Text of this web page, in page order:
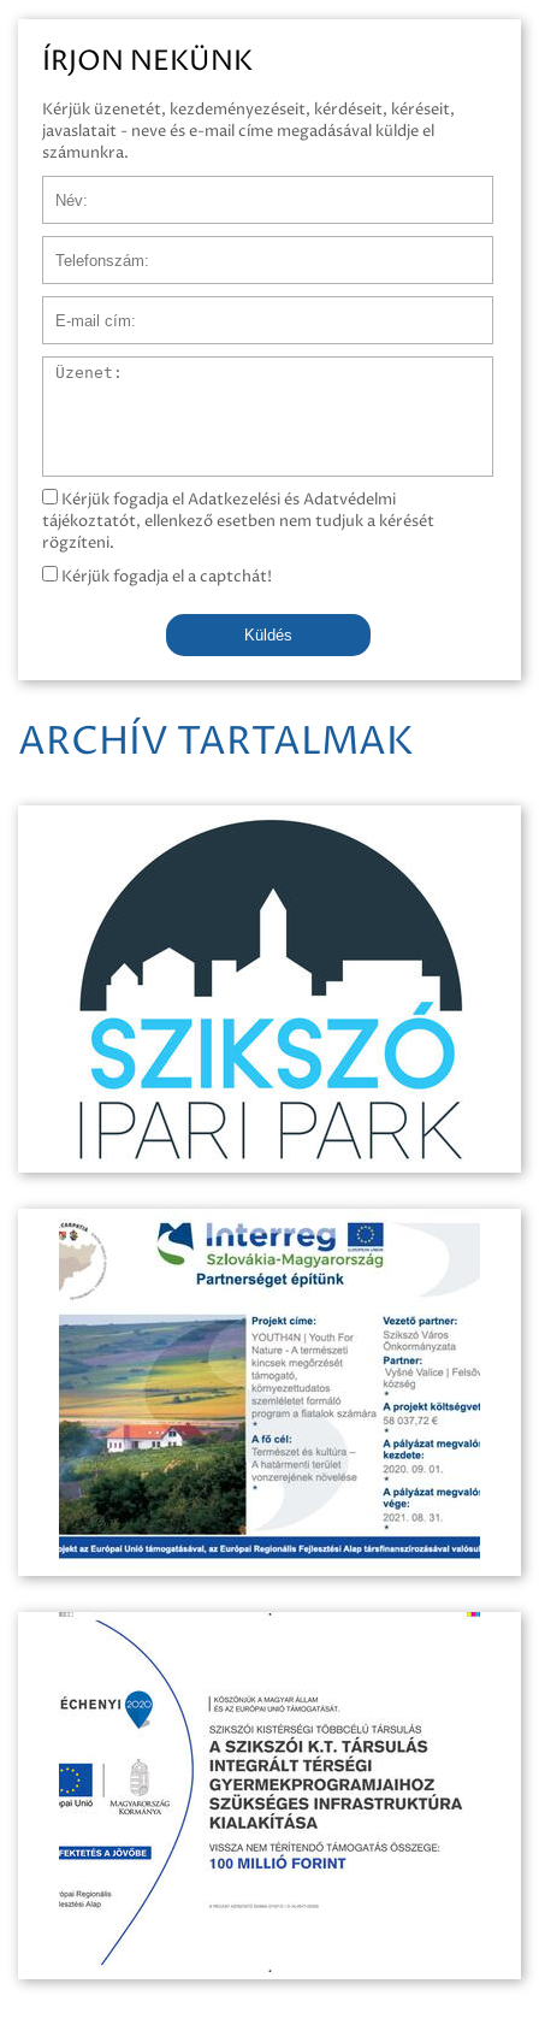
ÍRJON NEKÜNK
Kérjük üzenetét, kezdeményezéseit, kérdéseit, kéréseit,
javaslatait - neve és e-mail címe megadásával küldje el
számunkra.
Üzenet
Kérjük fogadja el Adatkezelési és Adatvédelmi
tájékoztatót, ellenkező esetben nem tudjuk a kérését
rögzíteni.
Kérjük fogadja el a captchát!
Küldés
ARCHÍV TARTALMAK